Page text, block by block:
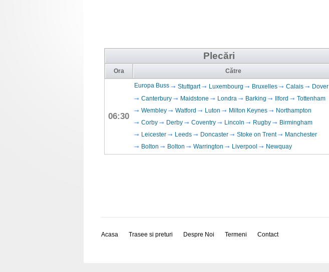
Plecări
Ora Către
06:30
Europa Buss Stuttgart Luxembourg Bruxelles Calais
Dover
Canterbury
Maidstone Londra Barking Ilford
Tottenham
Wembley
Watford Luton Milton Keynes
Northampton
Corby
Derby Coventry Lincoln Rugby
Birmingham
Leicester
Leeds Doncaster Stoke on Trent
Manchester
Bolton
Bolton Warrington Liverpool Newquay
Acasa Trasee si preturi Despre Noi Termeni Contact